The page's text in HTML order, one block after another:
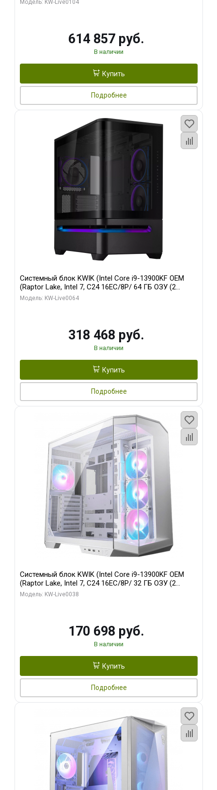
Модель: KW-Live0104
614 857 руб.
В наличии
Купить
Подробнее
Системный блок KWIK (Intel Core i9-13900KF OEM
(Raptor Lake, Intel 7, C24 16EC/8P/ 64 ГБ ОЗУ (2
модуля)/ ASUS RTX5080 PROART OC 16GB GDDR7
Модель: KW-Live0064
318 468 руб.
В наличии
Купить
Подробнее
Системный блок KWIK (Intel Core i9-13900KF OEM
(Raptor Lake, Intel 7, C24 16EC/8P/ 32 ГБ ОЗУ (2
модуля)/ Gigabyte RX9070XT GAMING OC 16GB GDDR6
Модель: KW-Live0038
170 698 руб.
В наличии
Купить
Подробнее